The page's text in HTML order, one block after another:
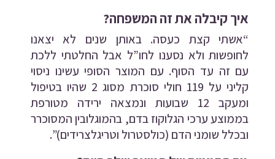
איך קיבלה את זה המשפחה?
“אשתי קצת כעסה. באותן שנים לא יצאנו
לחופשות ולא נסענו לחו”ל אבל החלטתי ללכת
עם זה עד הסוף. עם המוצר הסופי עשינו ניסוי
קליני על 119 חולי סוכרת מסוג 2 שהיו בטיפול
ומעקב 12 שבועות ונמצאה ירידה מטורפת
בממוצע ערכי הגלוקוז בדם, בהמוגלובין המסוכרר
ובכלל שומני הדם (כולסטרול וטריגלצרידים)”.